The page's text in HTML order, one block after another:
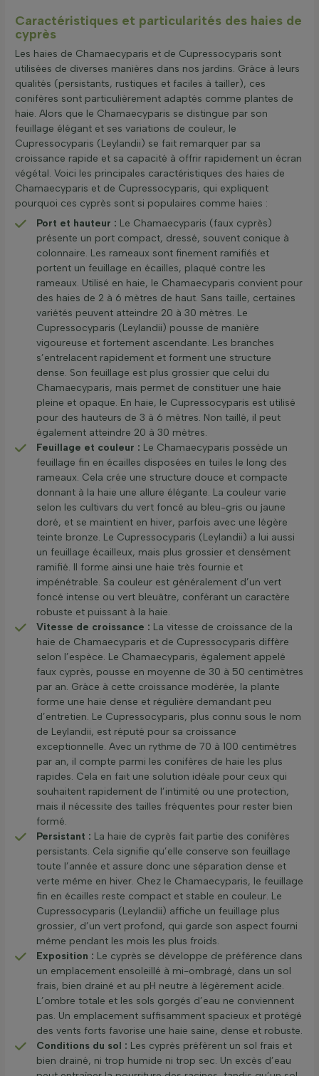
Caractéristiques et particularités des haies de
cyprès
Les haies de Chamaecyparis et de Cupressocyparis sont
utilisées de diverses manières dans nos jardins. Grâce à leurs
qualités (persistants, rustiques et faciles à tailler), ces
conifères sont particulièrement adaptés comme plantes de
haie. Alors que le Chamaecyparis se distingue par son
feuillage élégant et ses variations de couleur, le
Cupressocyparis (Leylandii) se fait remarquer par sa
croissance rapide et sa capacité à offrir rapidement un écran
végétal. Voici les principales caractéristiques des haies de
Chamaecyparis et de Cupressocyparis, qui expliquent
pourquoi ces cyprès sont si populaires comme haies :
Port et hauteur : Le Chamaecyparis (faux cyprès)
présente un port compact, dressé, souvent conique à
colonnaire. Les rameaux sont finement ramifiés et
portent un feuillage en écailles, plaqué contre les
rameaux. Utilisé en haie, le Chamaecyparis convient pour
des haies de 2 à 6 mètres de haut. Sans taille, certaines
variétés peuvent atteindre 20 à 30 mètres. Le
Cupressocyparis (Leylandii) pousse de manière
vigoureuse et fortement ascendante. Les branches
s’entrelacent rapidement et forment une structure
dense. Son feuillage est plus grossier que celui du
Chamaecyparis, mais permet de constituer une haie
pleine et opaque. En haie, le Cupressocyparis est utilisé
pour des hauteurs de 3 à 6 mètres. Non taillé, il peut
également atteindre 20 à 30 mètres.
Feuillage et couleur : Le Chamaecyparis possède un
feuillage fin en écailles disposées en tuiles le long des
rameaux. Cela crée une structure douce et compacte
donnant à la haie une allure élégante. La couleur varie
selon les cultivars du vert foncé au bleu-gris ou jaune
doré, et se maintient en hiver, parfois avec une légère
teinte bronze. Le Cupressocyparis (Leylandii) a lui aussi
un feuillage écailleux, mais plus grossier et densément
ramifié. Il forme ainsi une haie très fournie et
impénétrable. Sa couleur est généralement d’un vert
foncé intense ou vert bleuâtre, conférant un caractère
robuste et puissant à la haie.
Vitesse de croissance : La vitesse de croissance de la
haie de Chamaecyparis et de Cupressocyparis diffère
selon l’espèce. Le Chamaecyparis, également appelé
faux cyprès, pousse en moyenne de 30 à 50 centimètres
par an. Grâce à cette croissance modérée, la plante
forme une haie dense et régulière demandant peu
d’entretien. Le Cupressocyparis, plus connu sous le nom
de Leylandii, est réputé pour sa croissance
exceptionnelle. Avec un rythme de 70 à 100 centimètres
par an, il compte parmi les conifères de haie les plus
rapides. Cela en fait une solution idéale pour ceux qui
souhaitent rapidement de l’intimité ou une protection,
mais il nécessite des tailles fréquentes pour rester bien
formé.
Persistant : La haie de cyprès fait partie des conifères
persistants. Cela signifie qu’elle conserve son feuillage
toute l’année et assure donc une séparation dense et
verte même en hiver. Chez le Chamaecyparis, le feuillage
fin en écailles reste compact et stable en couleur. Le
Cupressocyparis (Leylandii) affiche un feuillage plus
grossier, d’un vert profond, qui garde son aspect fourni
même pendant les mois les plus froids.
Exposition : Le cyprès se développe de préférence dans
un emplacement ensoleillé à mi-ombragé, dans un sol
frais, bien drainé et au pH neutre à légèrement acide.
L’ombre totale et les sols gorgés d’eau ne conviennent
pas. Un emplacement suffisamment spacieux et protégé
des vents forts favorise une haie saine, dense et robuste.
Conditions du sol : Les cyprès préfèrent un sol frais et
bien drainé, ni trop humide ni trop sec. Un excès d’eau